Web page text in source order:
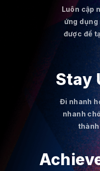
Luôn cập
ứng dụng
được để
Stay
Đi nhanh
nhanh